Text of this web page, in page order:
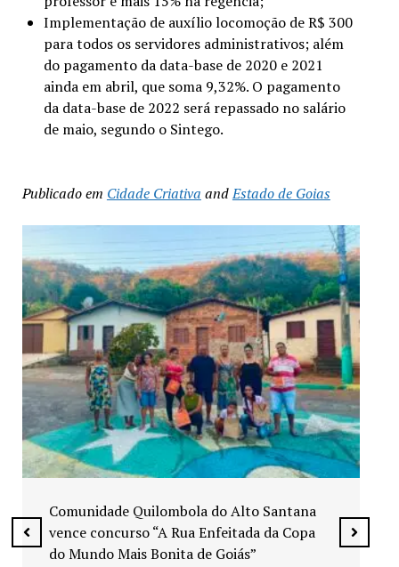
Implementação de auxílio locomoção de R$ 300
para todos os servidores administrativos; além
do pagamento da data-base de 2020 e 2021
ainda em abril, que soma 9,32%. O pagamento
da data-base de 2022 será repassado no salário
de maio, segundo o Sintego.
Publicado em Cidade Criativa andEstado de Goias
Exposição “Arte em Cores” leva pinturas a
espaços públicos de Senador Canedo